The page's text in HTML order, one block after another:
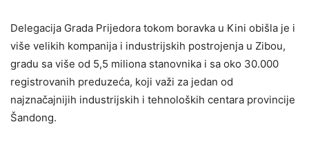
Delegacija Grada Prijedora tokom boravka u Kini obišla je i
više velikih kompanija i industrijskih postrojenja u Zibou,
gradu sa više od 5,5 miliona stanovnika i sa oko 30.000
registrovanih preduzeća, koji važi za jedan od
najznačajnijih industrijskih i tehnoloških centara provincije
Šandong.